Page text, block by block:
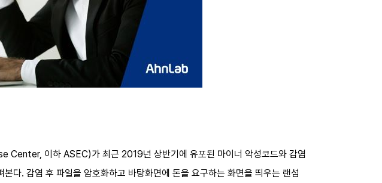
이하 ASEC)가 최근 2019년 상반기에 유포된 마이너 악성코드와 감염
다. 감염 후 파일을 암호화하고 바탕화면에 돈을 요구하는 화면을 띄우는 랜섬